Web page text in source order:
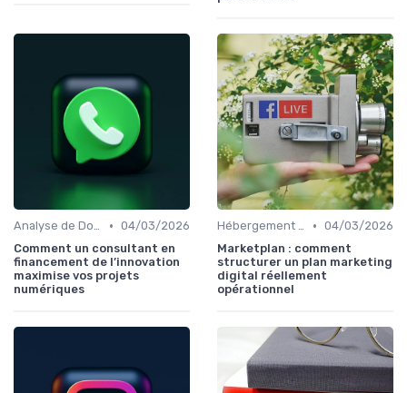
Analyse de Données et Reporting • 04/03/2026
Comment un consultant en
financement de l’innovation
maximise vos projets
numériques
Hébergement et Maintenance Web • 04/03/2026
Marketplan : comment
structurer un plan marketing
digital réellement
opérationnel